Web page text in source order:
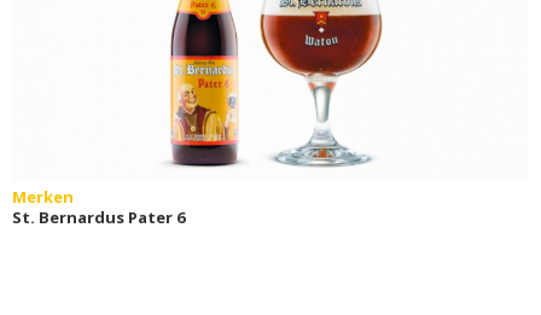
Merken
St. Bernardus Pater 6